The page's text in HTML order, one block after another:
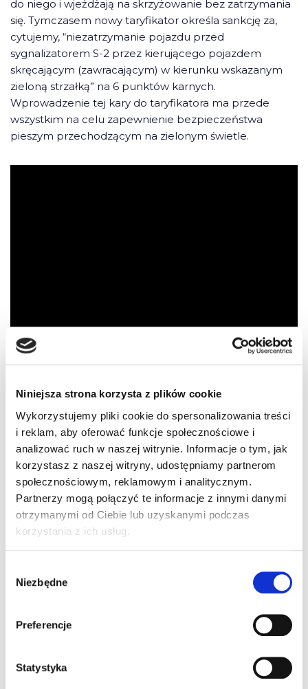
Niniejsza strona korzysta z plików cookie
Wykorzystujemy pliki cookie do spersonalizowania treści
i reklam, aby oferować funkcje społecznościowe i
analizować ruch w naszej witrynie. Informacje o tym, jak
korzystasz z naszej witryny, udostępniamy partnerom
społecznościowym, reklamowym i analitycznym.
Partnerzy mogą połączyć te informacje z innymi danymi
otrzymanymi od Ciebie lub uzyskanymi podczas
korzystania z ich usług.
zgody
Niezbędne
Preferencje
Statystyka
do niego i wjeżdżają na skrzyżowanie bez zatrzymania
się. Tymczasem nowy taryfikator określa sankcję za,
cytujemy, “niezatrzymanie pojazdu przed
sygnalizatorem S-2 przez kierującego pojazdem
skręcającym (zawracającym) w kierunku wskazanym
zieloną strzałką” na 6 punktów karnych.
Wprowadzenie tej kary do taryfikatora ma przede
wszystkim na celu zapewnienie bezpieczeństwa
pieszym przechodzącym na zielonym świetle.
Tagi: FAKTY OSK KARA NOWY TARYFIKATOR
SANKCJA SYGNALIZATOR S2 ZIELONA STRZAŁKA
3 komentarze do “Fakty OSK
zatrzymaj się!”
I8GAMES สล็อตโปรแรง แตกง่าย ไม่มีขั้นต่ำ